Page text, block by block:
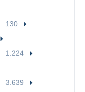
130
1.224
3.639